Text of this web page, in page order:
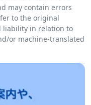
may contain errors
to the original
liability in relation to
or machine-translated